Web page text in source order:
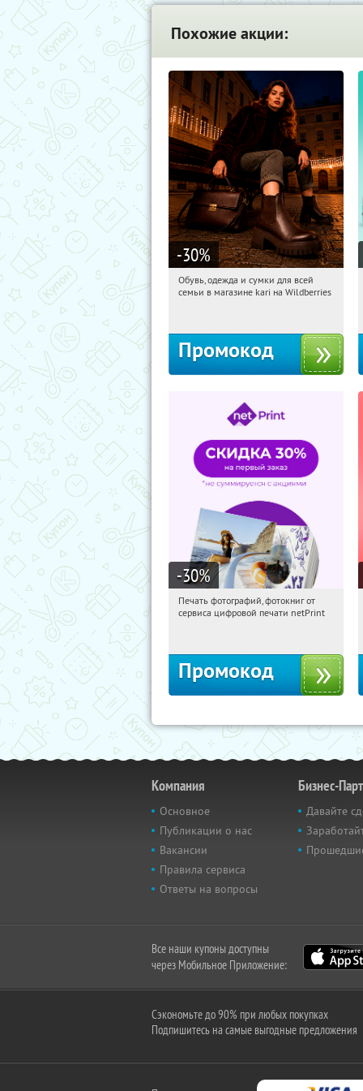
Похожие акции:
-30%
22:12:10 Получили:
Обувь, одежда и сумки для всей
семьи в магазине kari на Wildberries
Промокод
-30%
22:12:10 Получили:
Печать фотографий, фотокниг от
сервиса цифровой печати netPrint
Промокод
Компания
Основное
Публикации о нас
Вакансии
Правила сервиса
Ответы на вопросы
Бизнес-
Давайте
Все наши купоны доступны
через Мобильное Приложение:
Сэкономьте до 90% при любых покупках
Подпишитесь на самые выгодные предложения